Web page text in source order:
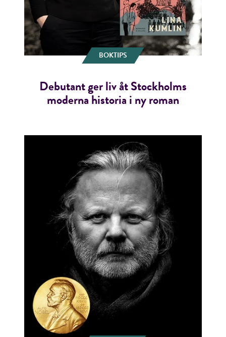
BOKTIPS
Debutant ger liv åt Stockholms
moderna historia i ny roman